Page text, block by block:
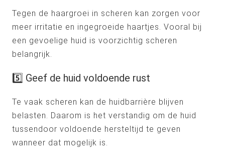
Tegen de haargroei in scheren kan zorgen voor
meer irritatie en ingegroeide haartjes. Vooral bij
een gevoelige huid is voorzichtig scheren
belangrijk.
5️⃣ Geef de huid voldoende rust
Te vaak scheren kan de huidbarrière blijven
belasten. Daarom is het verstandig om de huid
tussendoor voldoende hersteltijd te geven
wanneer dat mogelijk is.